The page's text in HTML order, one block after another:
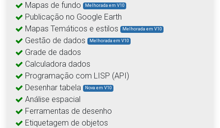
Mapas de fundo
Melhorada em V10
Publicação no Google Earth
Mapas Temáticos e estilos
Melhorada em V10
Gestão de dados Melhorada em V10
Grade de dados
Calculadora dados
Programação com LISP (API)
Desenhar tabela
Nova em V10
Análise espacial
Ferramentas de desenho
Etiquetagem de objetos